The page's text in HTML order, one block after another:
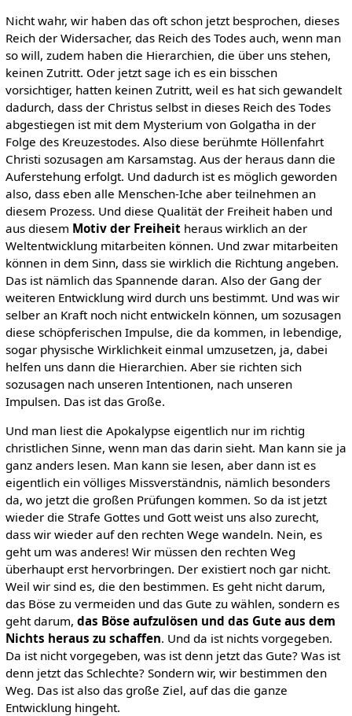
Nicht wahr, wir haben das oft schon jetzt besprochen, dieses
Reich der Widersacher, das Reich des Todes auch, wenn man
so will, zudem haben die Hierarchien, die über uns stehen,
keinen Zutritt. Oder jetzt sage ich es ein bisschen
vorsichtiger, hatten keinen Zutritt, weil es hat sich gewandelt
dadurch, dass der Christus selbst in dieses Reich des Todes
abgestiegen ist mit dem Mysterium von Golgatha in der
Folge des Kreuzestodes. Also diese berühmte Höllenfahrt
Christi sozusagen am Karsamstag. Aus der heraus dann die
Auferstehung erfolgt. Und dadurch ist es möglich geworden
also, dass eben alle Menschen-Iche aber teilnehmen an
diesem Prozess. Und diese Qualität der Freiheit haben und
aus diesem Motiv der Freiheitheraus wirklich an der
Weltentwicklung mitarbeiten können. Und zwar mitarbeiten
können in dem Sinn, dass sie wirklich die Richtung angeben.
Das ist nämlich das Spannende daran. Also der Gang der
weiteren Entwicklung wird durch uns bestimmt. Und was wir
selber an Kraft noch nicht entwickeln können, um sozusagen
diese schöpferischen Impulse, die da kommen, in lebendige,
sogar physische Wirklichkeit einmal umzusetzen, ja, dabei
helfen uns dann die Hierarchien. Aber sie richten sich
sozusagen nach unseren Intentionen, nach unseren
Impulsen. Das ist das Große.
Und man liest die Apokalypse eigentlich nur im richtig
christlichen Sinne, wenn man das darin sieht. Man kann sie ja
ganz anders lesen. Man kann sie lesen, aber dann ist es
eigentlich ein völliges Missverständnis, nämlich besonders
da, wo jetzt die großen Prüfungen kommen. So da ist jetzt
wieder die Strafe Gottes und Gott weist uns also zurecht,
dass wir wieder auf den rechten Wege wandeln. Nein, es
geht um was anderes! Wir müssen den rechten Weg
überhaupt erst hervorbringen. Der existiert noch gar nicht.
Weil wir sind es, die den bestimmen. Es geht nicht darum,
das Böse zu vermeiden und das Gute zu wählen, sondern es
geht darum, das Böse aufzulösen und das Gute aus dem
Nichts heraus zu schaffen. Und da ist nichts vorgegeben.
Da ist nicht vorgegeben, was ist denn jetzt das Gute? Was ist
denn jetzt das Schlechte? Sondern wir, wir bestimmen den
Weg. Das ist also das große Ziel, auf das die ganze
Entwicklung hingeht.